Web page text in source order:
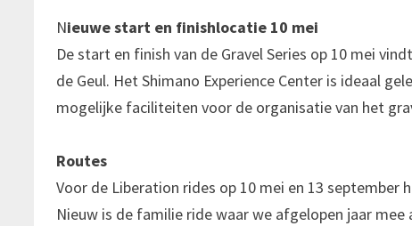
Nieuwe start en finishlocatie 10 mei
De start en finish van de Gravel Series op 10 mei
de Geul. Het Shimano Experience Center is ideaal
mogelijke faciliteiten voor de organisatie van het
Routes
Voor de Liberation rides op 10 mei en 13 september
Nieuw is de familie ride waar we afgelopen jaar